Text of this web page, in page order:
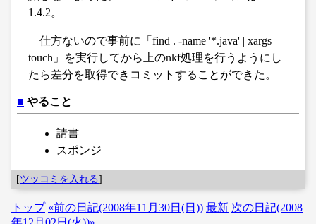
1.4.2。
仕方ないので事前に「find . -name '*.java' | xargs
touch」を実行してから上のnkf処理を行うようにし
たら差分を取得できコミットすることができた。
■ やること
請書
スポンジ
[ツッコミを入れる]
トップ «前の日記(2008年11月30日(日)) 最新 次の日記(2008